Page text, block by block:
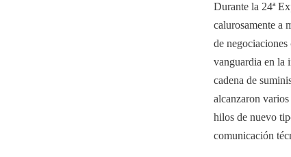
Durante la 24ª
calurosamente a
de
vanguardia en la
cadena de
alcanzaron
hilos de nuevo
comunicación